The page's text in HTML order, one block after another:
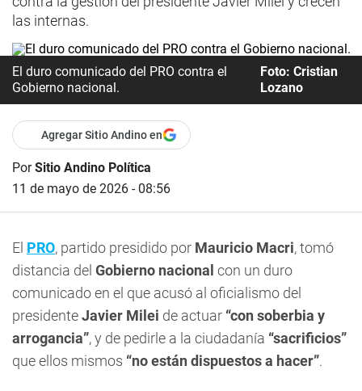
las internas.
El duro comunicado del PRO contra el
Gobierno nacional.
Foto: Cristian
Lozano
Agregar Sitio Andino en
PorSitio Andino Política
11 de mayo de 2026 - 08:56
El PRO, partido presidido por Mauricio Macri, tomó
distancia del Gobierno nacional con un duro
comunicado en el que acusó al oficialismo del
presidenteJavier Milei de actuar “con soberbia y
arrogancia”, y de pedirle a la ciudadanía “sacrificios”
que ellos mismos “no están dispuestos a hacer”.